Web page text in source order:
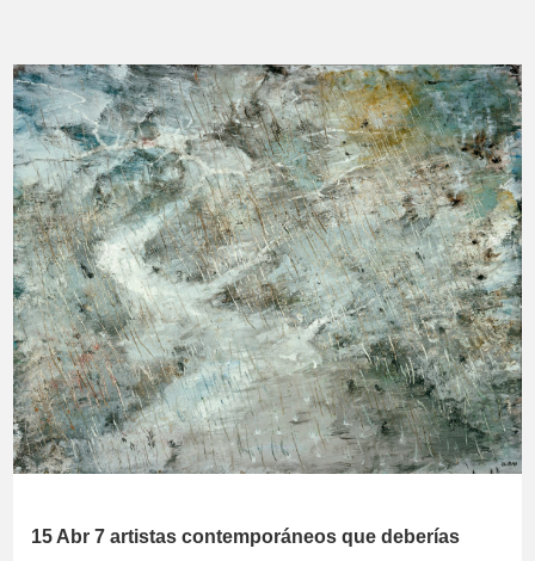
15 Abr 7 artistas contemporáneos que deberías